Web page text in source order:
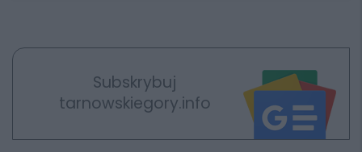
Subskrybuj
tarnowskiegory.info